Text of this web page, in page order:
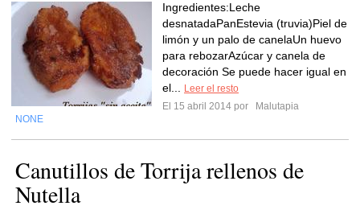
Ingredientes:Leche
desnatadaPanEstevia (truvia)Piel de
limón y un palo de canelaUn huevo
para rebozarAzúcar y canela de
decoración Se puede hacer igual en
el...
Leer el resto
El 15 abril 2014 por
Malutapia
NONE
Canutillos de Torrija rellenos de
Nutella